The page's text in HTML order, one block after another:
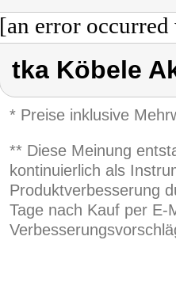
[an error
tka Köbele
* Preise inklusive
** Diese Meinung
kontinuierlich als
Produktverbesserung
Tage nach Kauf per E-